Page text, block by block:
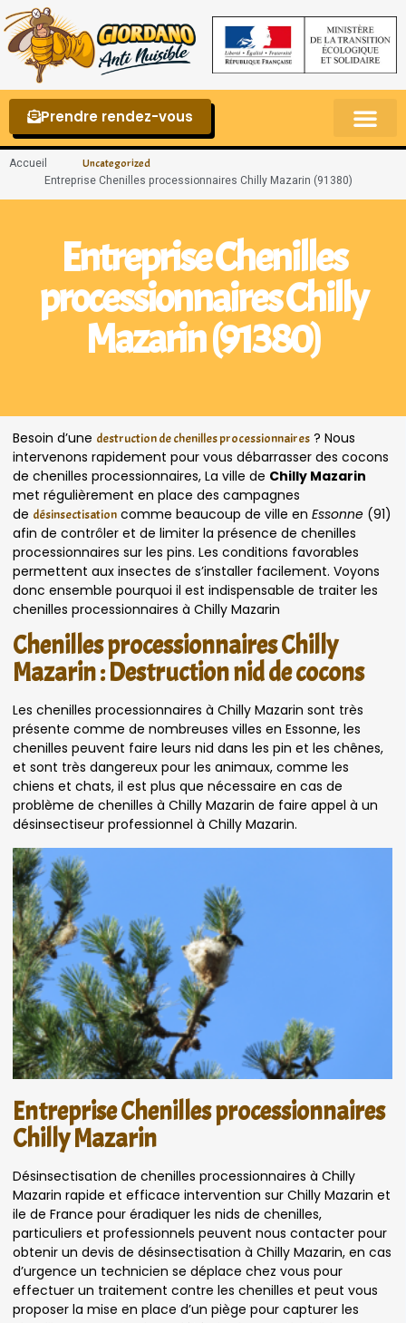
Prendre rendez-vous
Accueil Uncategorized
Entreprise Chenilles processionnaires Chilly Mazarin (91380)
Entreprise Chenilles
processionnaires Chilly
Mazarin (91380)
Besoin d’une destruction de chenilles processionnaires ? Nous
intervenons rapidement pour vous débarrasser des cocons
de chenilles processionnaires, La ville de Chilly Mazarin
met régulièrement en place des campagnes
de désinsectisation comme beaucoup de ville en Essonne (91)
afin de contrôler et de limiter la présence de chenilles
processionnaires sur les pins. Les conditions favorables
permettent aux insectes de s’installer facilement. Voyons
donc ensemble pourquoi il est indispensable de traiter les
chenilles processionnaires à Chilly Mazarin
Chenilles processionnaires Chilly
Mazarin : Destruction nid de cocons
Les chenilles processionnaires à Chilly Mazarin sont très
présente comme de nombreuses villes en Essonne, les
chenilles peuvent faire leurs nid dans les pin et les chênes,
et sont très dangereux pour les animaux, comme les
chiens et chats, il est plus que nécessaire en cas de
problème de chenilles à Chilly Mazarin de faire appel à un
désinsectiseur professionnel à Chilly Mazarin.
Entreprise Chenilles processionnaires
Chilly Mazarin
Désinsectisation de chenilles processionnaires à Chilly
Mazarin rapide et efficace intervention sur Chilly Mazarin et
ile de France pour éradiquer les nids de chenilles,
particuliers et professionnels peuvent nous contacter pour
obtenir un devis de désinsectisation à Chilly Mazarin, en cas
d’urgence un technicien se déplace chez vous pour
effectuer un traitement contre les chenilles et peut vous
proposer la mise en place d’un piège pour capturer les